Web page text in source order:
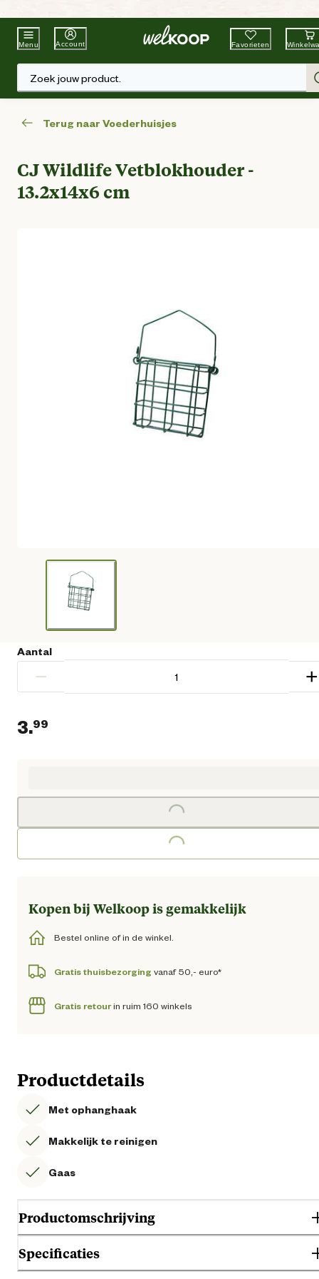
Beste WinkelketenTuin & Dier
Menu Account Favorieten
Zoek jouw product.
Terug naar Voederhuisjes
CJ Wildlife Vetblokhouder -
13.2x14x6 cm
Aantal
− +
3.99
Loading...
Loading...
Kopen bij Welkoop is gemakkelijk
Bestel online of in de winkel.
Gratis thuisbezorging vanaf 50,- euro*
Gratis retourin ruim 160 winkels
Productdetails
Met ophanghaak
Makkelijk te reinigen
Gaas
Productomschrijving
CJ Wildlife Vetblokhouder is een eenvoudige gazen houder voor
Specificaties